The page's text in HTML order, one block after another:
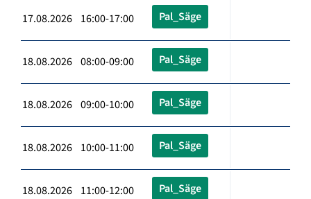
17.08.2026 16:00-17:00 Pal_Säge
18.08.2026 08:00-09:00 Pal_Säge
18.08.2026 09:00-10:00 Pal_Säge
18.08.2026 10:00-11:00 Pal_Säge
18.08.2026 11:00-12:00 Pal_Säge